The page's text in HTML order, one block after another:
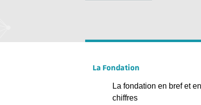
La Fondation
La fondation en bref et en
chiffres